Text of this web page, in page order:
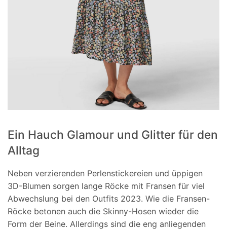
Ein Hauch Glamour und Glitter für den
Alltag
Neben verzierenden Perlenstickereien und üppigen
3D-Blumen sorgen lange Röcke mit Fransen für viel
Abwechslung bei den Outfits 2023. Wie die Fransen-
Röcke betonen auch die Skinny-Hosen wieder die
Form der Beine. Allerdings sind die eng anliegenden